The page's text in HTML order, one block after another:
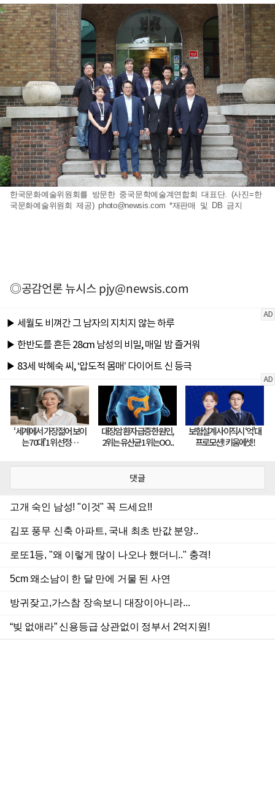
한국문화예술위원회를 방문한 중국문학예술계연합회 대표단. (사진=한
국문화예술위원회 제공)photo@newsis.com *재판매 및 DB 금지
◎공감언론 뉴시스pjy@newsis.com
댓글